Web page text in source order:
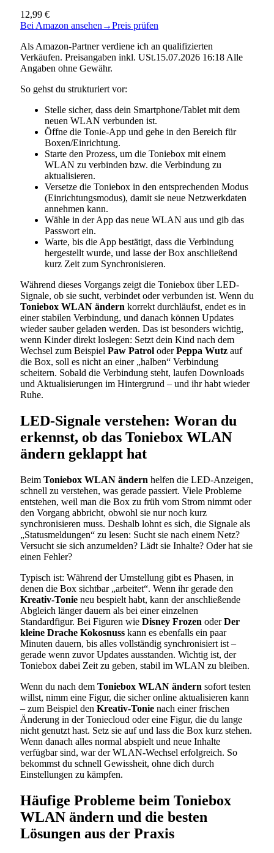
12,99 €
Bei Amazon ansehen →Preis prüfen
Als Amazon-Partner verdiene ich an qualifizierten
Verkäufen. Preisangaben inkl. USt.15.07.2026 16:18 Alle
Angaben ohne Gewähr.
So gehst du strukturiert vor:
Stelle sicher, dass dein Smartphone/Tablet mit dem
neuen WLAN verbunden ist.
Öffne die Tonie-App und gehe in den Bereich für
Boxen/Einrichtung.
Starte den Prozess, um die Toniebox mit einem
WLAN zu verbinden bzw. die Verbindung zu
aktualisieren.
Versetze die Toniebox in den entsprechenden Modus
(Einrichtungsmodus), damit sie neue Netzwerkdaten
annehmen kann.
Wähle in der App das neue WLAN aus und gib das
Passwort ein.
Warte, bis die App bestätigt, dass die Verbindung
hergestellt wurde, und lasse der Box anschließend
kurz Zeit zum Synchronisieren.
Während dieses Vorgangs zeigt die Toniebox über LED-
Signale, ob sie sucht, verbindet oder verbunden ist. Wenn du
Toniebox WLAN ändern korrekt durchläufst, endet es in
einer stabilen Verbindung, und danach können Updates
wieder sauber geladen werden. Das ist besonders wichtig,
wenn Kinder direkt loslegen: Setzt dein Kind nach dem
Wechsel zum Beispiel Paw Patrol oderPeppa Wutz auf
die Box, soll es nicht an einer „halben“ Verbindung
scheitern. Sobald die Verbindung steht, laufen Downloads
und Aktualisierungen im Hintergrund – und ihr habt wieder
Ruhe.
LED-Signale verstehen: Woran du
erkennst, ob das Toniebox WLAN
ändern geklappt hat
Beim Toniebox WLAN ändern helfen die LED-Anzeigen,
schnell zu verstehen, was gerade passiert. Viele Probleme
entstehen, weil man die Box zu früh vom Strom nimmt oder
den Vorgang abbricht, obwohl sie nur noch kurz
synchronisieren muss. Deshalb lohnt es sich, die Signale als
„Statusmeldungen“ zu lesen: Sucht sie nach einem Netz?
Versucht sie sich anzumelden? Lädt sie Inhalte? Oder hat sie
einen Fehler?
Typisch ist: Während der Umstellung gibt es Phasen, in
denen die Box sichtbar „arbeitet“. Wenn ihr gerade den
Kreativ-Tonie neu bespielt habt, kann der anschließende
Abgleich länger dauern als bei einer einzelnen
Standardfigur. Bei Figuren wie Disney Frozen oderDer
kleine Drache Kokosnuss kann es ebenfalls ein paar
Minuten dauern, bis alles vollständig synchronisiert ist –
gerade wenn zuvor Updates ausstanden. Wichtig ist, der
Toniebox dabei Zeit zu geben, stabil im WLAN zu bleiben.
Wenn du nach dem Toniebox WLAN ändern sofort testen
willst, nimm eine Figur, die sicher online aktualisieren kann
– zum Beispiel den Kreativ-Tonie nach einer frischen
Änderung in der Toniecloud oder eine Figur, die du lange
nicht genutzt hast. Setz sie auf und lass die Box kurz stehen.
Wenn danach alles normal abspielt und neue Inhalte
verfügbar sind, war der WLAN-Wechsel erfolgreich. So
bekommst du schnell Gewissheit, ohne dich durch
Einstellungen zu kämpfen.
Häufige Probleme beim Toniebox
WLAN ändern und die besten
Lösungen aus der Praxis